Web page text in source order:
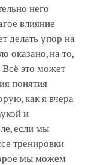
него
влияние
делать упор на
оказано, на то,
Всё это может
понятия
как я вчера
и
если мы
тренировки
мы можем